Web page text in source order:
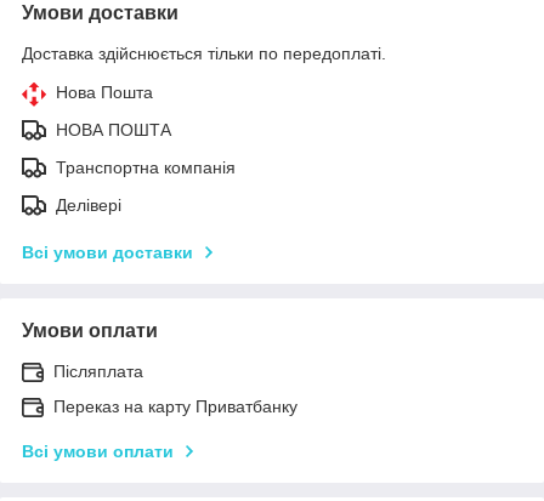
Умови доставки
Доставка здійснюється тільки по передоплаті.
Нова Пошта
НОВА ПОШТА
Транспортна компанія
Делівері
Всі умови доставки
Умови оплати
Післяплата
Переказ на карту Приватбанку
Всі умови оплати